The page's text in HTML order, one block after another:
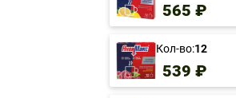
565 ₽
Кол-во:12
539 ₽